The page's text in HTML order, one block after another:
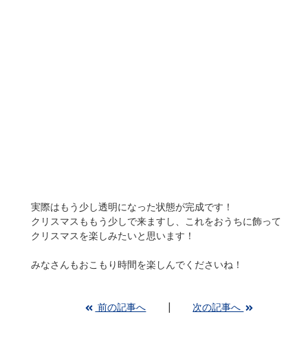
実際はもう少し透明になった状態が完成です！
クリスマスももう少しで来ますし、これをおうちに飾って
クリスマスを楽しみたいと思います！
みなさんもおこもり時間を楽しんでくださいね！
前の記事へ 次の記事へ